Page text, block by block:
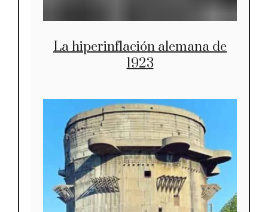
La hiperinflación alemana de
1923